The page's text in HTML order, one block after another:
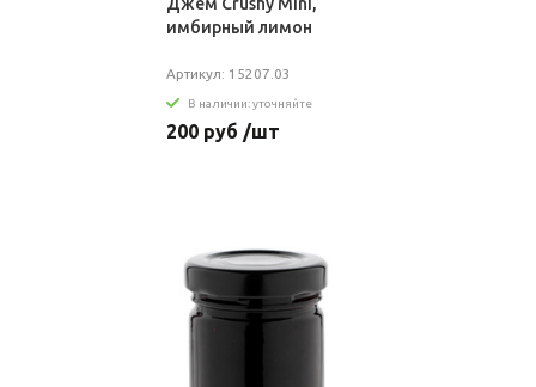
имбирный лимон
Артикул: 15207.03
В наличии: уточняйте
200 руб /шт